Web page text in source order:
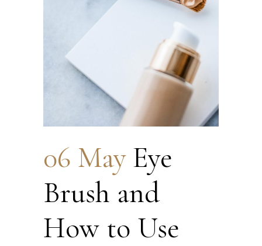
06 MayEye
Brush and
How to Use